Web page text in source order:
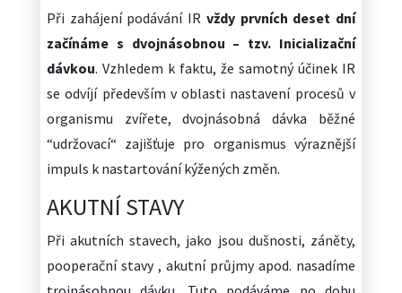
Při zahájení podávání IR vždy prvních deset dní
začínáme s dvojnásobnou – tzv. Inicializační
dávkou. Vzhledem k faktu, že samotný účinek IR
se odvíjí především v oblasti nastavení procesů v
organismu zvířete, dvojnásobná dávka běžné
“udržovací“ zajišťuje pro organismus výraznější
impuls k nastartování kýžených změn.
AKUTNÍ STAVY
Při akutních stavech, jako jsou dušnosti, záněty,
pooperační stavy , akutní průjmy apod. nasadíme